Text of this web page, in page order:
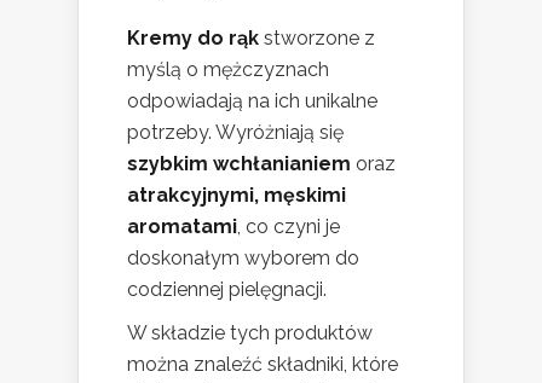
Kremy do rąk stworzone z
myślą o mężczyznach
odpowiadają na ich unikalne
potrzeby. Wyróżniają się
szybkim wchłanianiem oraz
atrakcyjnymi, męskimi
aromatami, co czyni je
doskonałym wyborem do
codziennej pielęgnacji.
W składzie tych produktów
można znaleźć składniki, które